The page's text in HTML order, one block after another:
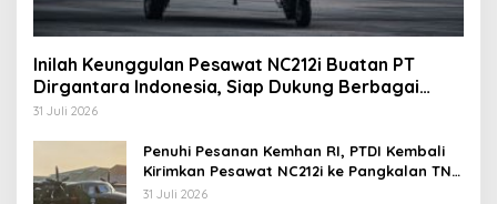
Inilah Keunggulan Pesawat NC212i Buatan PT
Dirgantara Indonesia, Siap Dukung Berbagai
Operasi TNI
31 Juli 2026
Penuhi Pesanan Kemhan RI, PTDI Kembali
Kirimkan Pesawat NC212i ke Pangkalan TNI
AU
31 Juli 2026